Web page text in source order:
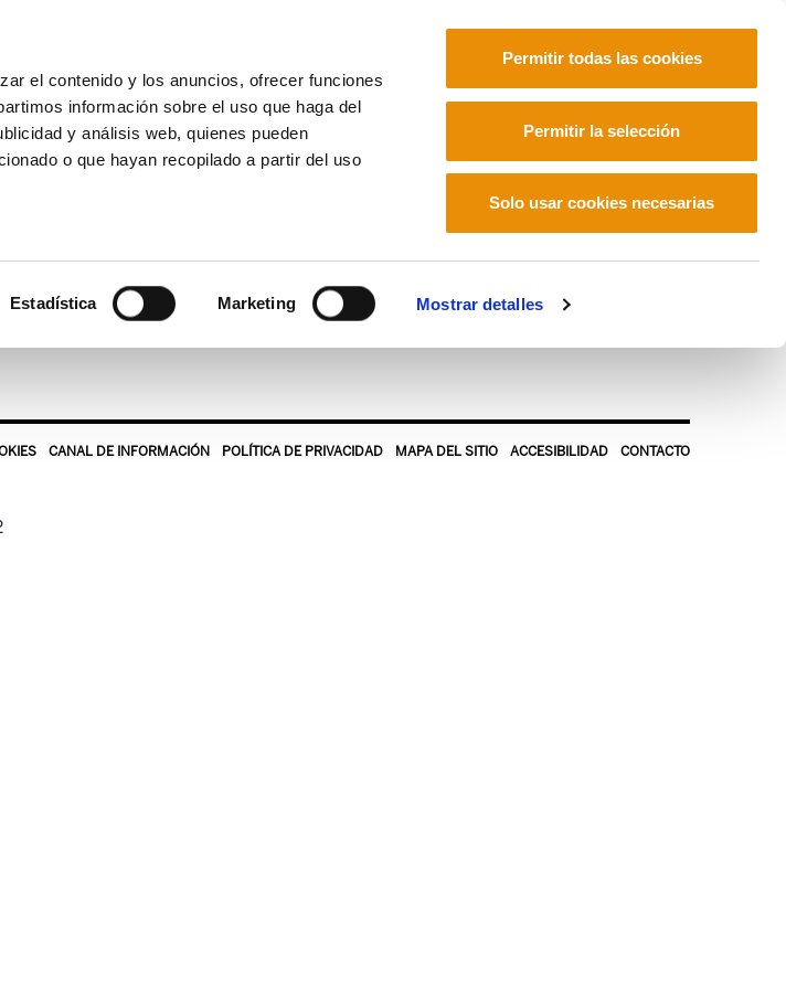
el contenido y los anuncios, ofrecer funciones
información sobre el uso que haga del
y análisis web, quienes pueden
o que hayan recopilado a partir del uso
Estadística Marketing Mostrar detalles
Permitir todas las cookies
Permitir la selección
Solo usar cookies necesarias
CANAL DE INFORMACIÓN POLÍTICA DE PRIVACIDAD MAPA DEL SITIO ACCESIBILIDAD CONTACTO